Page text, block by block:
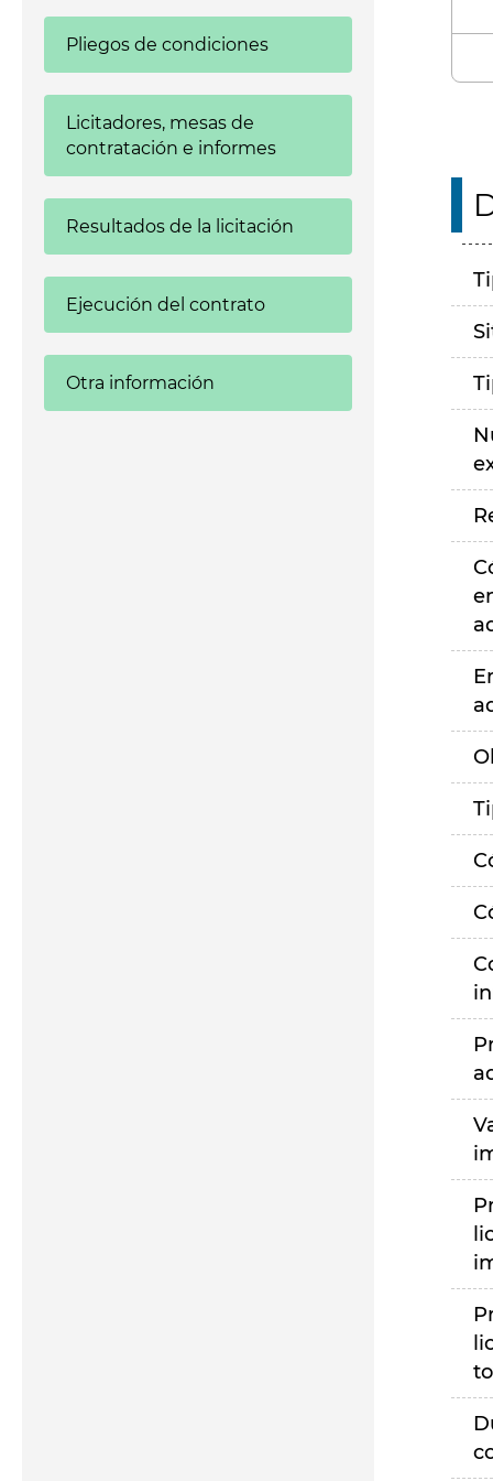
Pliegos de condiciones
Licitadores, mesas de
contratación e informes
Resultados de la licitación
Ejecución del contrato
Otra información